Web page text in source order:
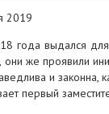
2019
года выдался для
они же проявили
и законна,
первый